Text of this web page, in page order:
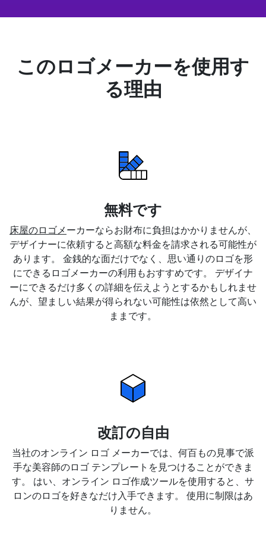
このロゴメーカーを使用す
る理由
無料です
床屋のロゴメ ーカーならお財布に負担はかかりませんが、
デザイナーに依頼すると高額な料金を請求される可能性が
あります。 金銭的な面だけでなく、思い通りのロゴを形
にできるロゴメーカーの利用もおすすめです。 デザイナ
ーにできるだけ多くの詳細を伝えようとするかもしれませ
んが、望ましい結果が得られない可能性は依然として高い
ままです。
改訂の自由
当社のオンライン ロゴ メーカーでは、何百もの見事で派
手な美容師のロゴ テンプレートを見つけることができま
す。 はい、オンライン ロゴ作成ツールを使用すると、サ
ロンのロゴを好きなだけ入手できます。 使用に制限はあ
りません。